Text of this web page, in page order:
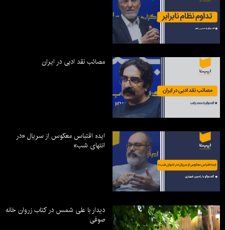
مصائب نقد ادبی در ایران
ایده اقتباس معکوس از سریال «در
انتهای شب»
دیدار با علی شمس در کتاب زروان خانه
صوفی